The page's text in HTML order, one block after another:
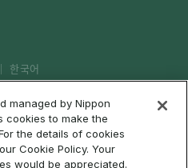
한국어
Cookies政策（英文）
性 网站地图
managed by Nippon
cookies to make the
the details of cookies
Cookie Policy. Your
would be appreciated.